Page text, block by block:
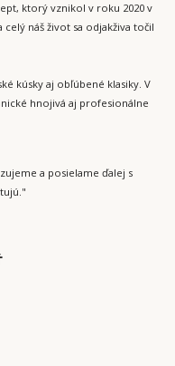
ktorý vznikol v roku 2020 v
náš život sa odjakživa točil
kúsky aj obľúbené klasiky. V
hnojivá aj profesionálne
a posielame ďalej s